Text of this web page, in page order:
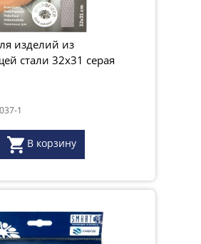
изделий из
стали 32х31 серая
1
В корзину